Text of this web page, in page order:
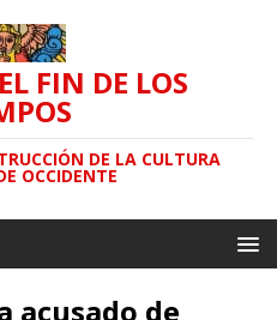
FIN DE LOS
DE LA CULTURA
OCCIDENTE
acusado de